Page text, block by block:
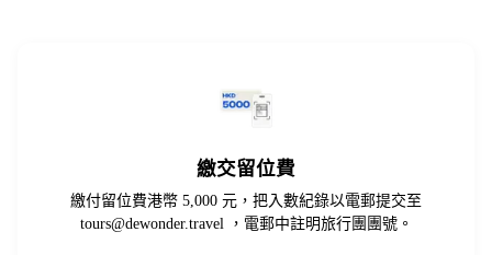
繳交留位費
繳付留位費港幣 5,000 元，把入數紀錄以電郵提交至
tours@dewonder.travel，電郵中註明旅行團團號。